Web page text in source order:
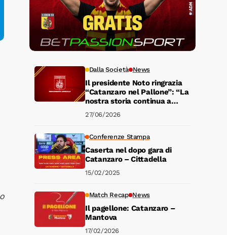
Dalla Società News
Il presidente Noto ringrazia
“Catanzaro nel Pallone”: “La
nostra storia continua a
vivere”
27/06/2026
Conferenze Stampa
Caserta nel dopo gara di
Catanzaro – Cittadella
15/02/2025
Match Recap News
Il pagellone: Catanzaro –
Mantova
17/02/2026